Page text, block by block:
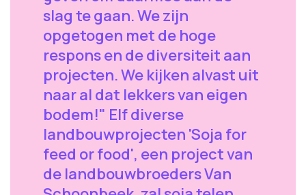
slag te gaan. We zijn
opgetogen met de hoge
respons en de diversiteit aan
projecten. We kijken alvast uit
naar al dat lekkers van eigen
bodem!" Elf diverse
landbouwprojecten 'Soja for
feed or food', een project van
de landbouwbroeders Van